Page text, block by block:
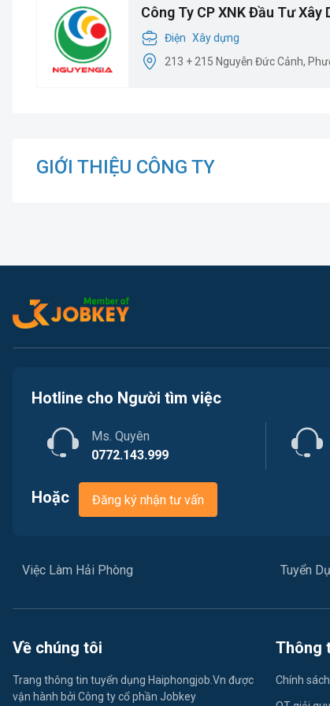
Công Ty CP XNK Đầu Tư Xây
Điện Xây dựng
213 + 215 Nguyễn Đức Cảnh,
GIỚI THIỆU CÔNG TY
Hotline cho Người tìm việc
Ms. Quyên
0772.143.999
Hoặc Đăng ký nhận tư vấn
Việc Làm Hải Phòng Tuyển
Về chúng tôi
Trang thông tin tuyển dụng Haiphongjob.Vn được
vận hành bởi Công ty cổ phần Jobkey
Thông
Chính